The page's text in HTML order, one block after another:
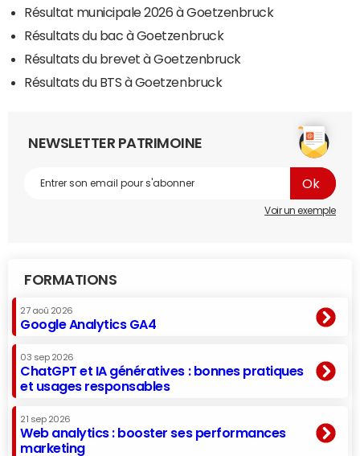
Résultat municipale 2026 à Goetzenbruck
Résultats du bac à Goetzenbruck
Résultats du brevet à Goetzenbruck
Résultats du BTS à Goetzenbruck
NEWSLETTER PATRIMOINE
Voir un exemple
FORMATIONS
27 aoû 2026
Google Analytics GA4
03 sep 2026
ChatGPT et IA génératives : bonnes pratiques
et usages responsables
21 sep 2026
Web analytics : booster ses performances
marketing